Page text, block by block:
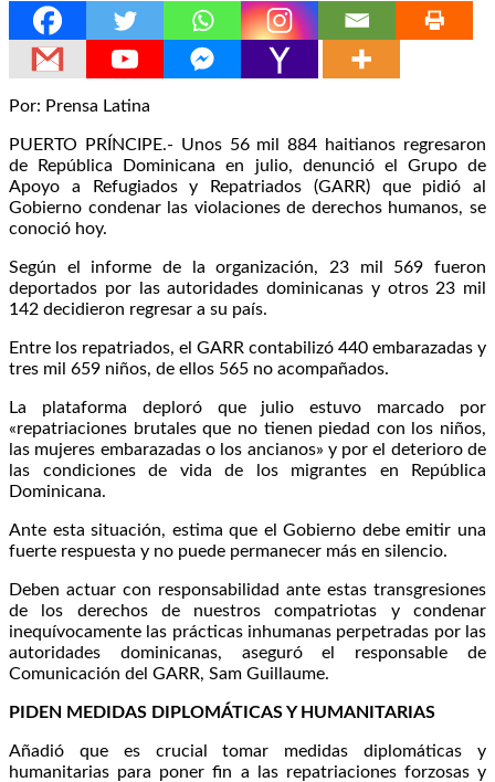
Por: Prensa Latina
PUERTO PRÍNCIPE.- Unos 56 mil 884 haitianos regresaron
de República Dominicana en julio, denunció el Grupo de
Apoyo a Refugiados y Repatriados (GARR) que pidió al
Gobierno condenar las violaciones de derechos humanos, se
conoció hoy.
Según el informe de la organización, 23 mil 569 fueron
deportados por las autoridades dominicanas y otros 23 mil
142 decidieron regresar a su país.
Entre los repatriados, el GARR contabilizó 440 embarazadas y
tres mil 659 niños, de ellos 565 no acompañados.
La plataforma deploró que julio estuvo marcado por
«repatriaciones brutales que no tienen piedad con los niños,
las mujeres embarazadas o los ancianos» y por el deterioro de
las condiciones de vida de los migrantes en República
Dominicana.
Ante esta situación, estima que el Gobierno debe emitir una
fuerte respuesta y no puede permanecer más en silencio.
Deben actuar con responsabilidad ante estas transgresiones
de los derechos de nuestros compatriotas y condenar
inequívocamente las prácticas inhumanas perpetradas por las
autoridades dominicanas, aseguró el responsable de
Comunicación del GARR, Sam Guillaume.
PIDEN MEDIDAS DIPLOMÁTICAS Y HUMANITARIAS
Añadió que es crucial tomar medidas diplomáticas y
humanitarias para poner fin a las repatriaciones forzosas y